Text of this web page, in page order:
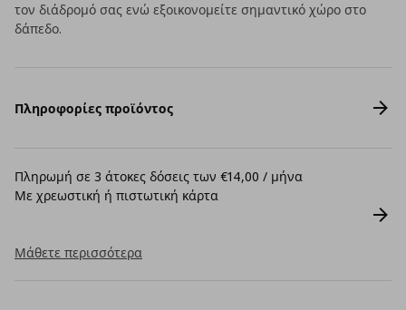
τον διάδρομό σας ενώ εξοικονομείτε σημαντικό χώρο στο
δάπεδο.
Πληροφορίες προϊόντος
Πληρωμή σε 3 άτοκες δόσεις των €14,00 / μήνα
Με χρεωστική ή πιστωτική κάρτα
Μάθετε περισσότερα